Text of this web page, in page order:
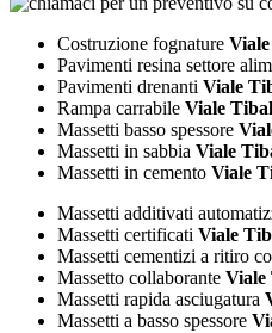
Costruzione fognature
Pavimenti resina settore
Pavimenti drenanti Viale
Rampa carrabile Viale
Massetti basso spessore
Massetti in sabbia Viale
Massetti in cemento Viale
Massetti additivati
Massetti certificati Viale
Massetti cementizi a ritiro
Massetto collaborante Viale
Massetti rapida asciugatura
Massetti a basso spessore